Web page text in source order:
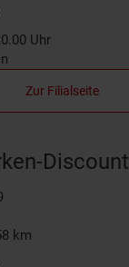
Uhr
Zur Filialseite
Discount
km